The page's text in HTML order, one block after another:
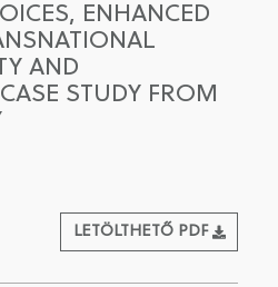
ENHANCED
AND
STUDY FROM
LETÖLTHETŐ PDF